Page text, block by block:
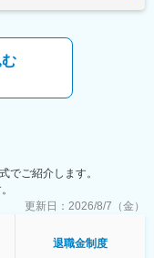
地割123-1
禅寺字大平123-2
草井沢43-1
藤沢字町裏180-2
25地割309-3
問看護ステーションな
ビジネスの柱を持つ「健
シップヘルスケアホー
定した環境の中で長く
見据えて、20年以上前
でご紹介します。
更新日： 2026/8/7（金）
退職金制度